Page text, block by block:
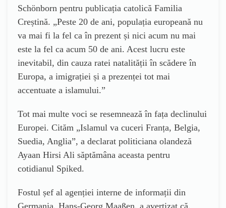
Schönborn pentru publicația catolică Familia
Creștină. „Peste 20 de ani, populația europeană nu
va mai fi la fel ca în prezent și nici acum nu mai
este la fel ca acum 50 de ani. Acest lucru este
inevitabil, din cauza ratei natalității în scădere în
Europa, a imigrației și a prezenței tot mai
accentuate a islamului.”
Tot mai multe voci se resemnează în fața declinului
Europei. Cităm „Islamul va cuceri Franța, Belgia,
Suedia, Anglia”, a declarat politiciana olandeză
Ayaan Hirsi Ali săptămâna aceasta pentru
cotidianul Spiked.
Fostul șef al agenției interne de informații din
Germania, Hans-Georg Maaßen, a avertizat că,